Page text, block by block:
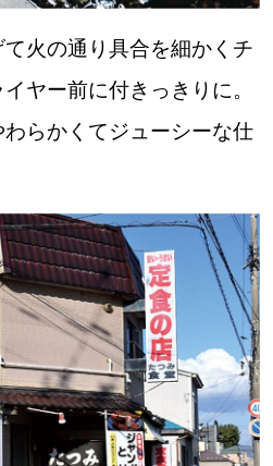
火の通り具合を細かくチ
ヤー前に付きっきりに。
らかくてジューシーな仕